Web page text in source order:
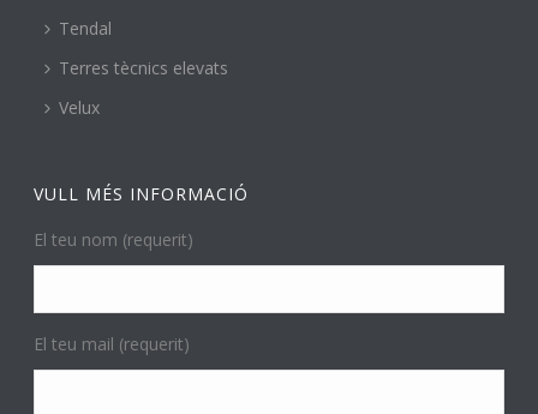
Tendal
Terres tècnics elevats
Velux
VULL MÉS INFORMACIÓ
El teu nom (requerit)
El teu mail (requerit)